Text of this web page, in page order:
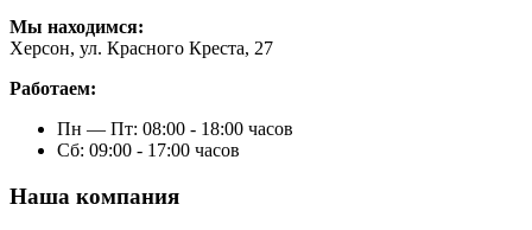
Мы находимся:
Херсон, ул. Красного Креста, 27
Работаем:
Пн — Пт: 08:00 - 18:00 часов
Сб: 09:00 - 17:00 часов
Наша компания